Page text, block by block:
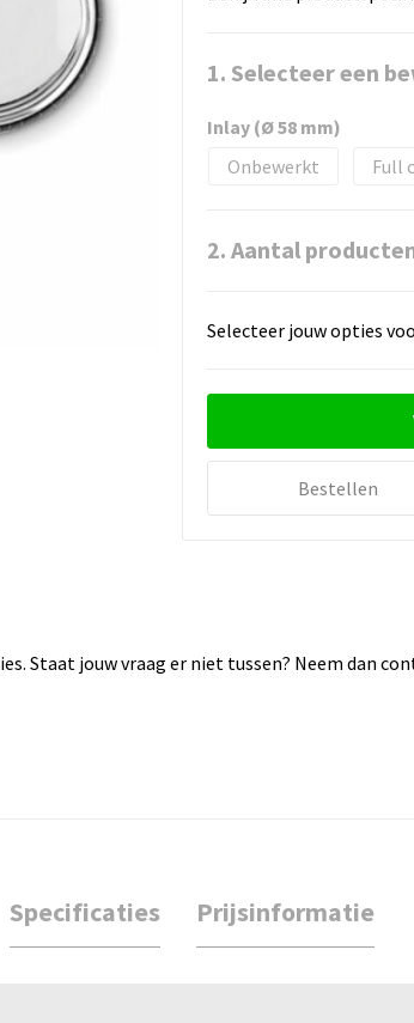
1. Selecteer een
Inlay (Ø 58 mm)
Onbewerkt
Full
2. Aantal
Selecteer jouw opties
Bestellen
Staat jouw vraag er niet tussen? Neem dan
Specificaties Prijsinformatie